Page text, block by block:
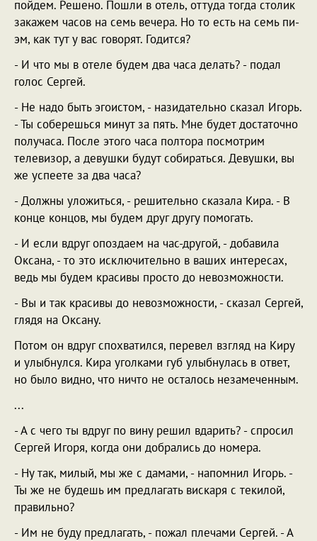
пойдем. Решено. Пошли в отель, оттуда тогда столик
закажем часов на семь вечера. Но то есть на семь пи-
эм, как тут у вас говорят. Годится?
- И что мы в отеле будем два часа делать? - подал
голос Сергей.
- Не надо быть эгоистом, - назидательно сказал Игорь.
- Ты соберешься минут за пять. Мне будет достаточно
получаса. После этого часа полтора посмотрим
телевизор, а девушки будут собираться. Девушки, вы
же успеете за два часа?
- Должны уложиться, - решительно сказала Кира. - В
конце концов, мы будем друг другу помогать.
- И если вдруг опоздаем на час-другой, - добавила
Оксана, - то это исключительно в ваших интересах,
ведь мы будем красивы просто до невозможности.
- Вы и так красивы до невозможности, - сказал Сергей,
глядя на Оксану.
Потом он вдруг спохватился, перевел взгляд на Киру
и улыбнулся. Кира уголками губ улыбнулась в ответ,
но было видно, что ничто не осталось незамеченным.
...
- А с чего ты вдруг по вину решил вдарить? - спросил
Сергей Игоря, когда они добрались до номера.
- Ну так, милый, мы же с дамами, - напомнил Игорь. -
Ты же не будешь им предлагать вискаря с текилой,
правильно?
- Им не буду предлагать, - пожал плечами Сергей. - А